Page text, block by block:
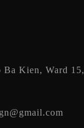
Kien, Ward 15,